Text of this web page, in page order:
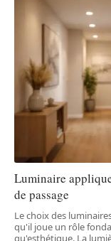
Luminaire
de passage
Le choix des
qu'il joue un rôle
qu'esthétique. La